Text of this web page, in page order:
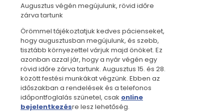
Augusztus végén megújulunk, rövid időre
zárva tartunk
Örömmel tájékoztatjuk kedves pácienseket,
hogy augusztusban megújulunk, és szebb,
tisztább környezettel várjuk majd önöket. Ez
azonban azzal jár, hogy a nyár végén egy
rövid időre zárva tartunk. Augusztus 15. és 28.
között festési munkákat végzünk. Ebben az
időszakban a rendelések és a telefonos
időpontfoglalás szünetel, csak online
bejelentkezésre lesz lehetőség.